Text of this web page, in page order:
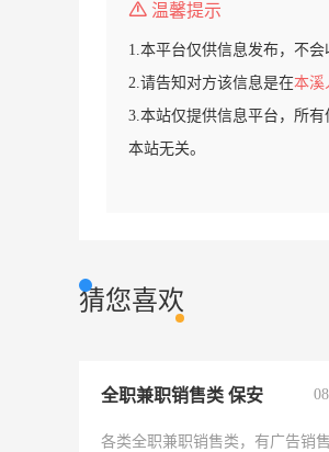
温馨提示
1.本平台仅供信息发布，不
2.请告知对方该信息是在本溪
3.本站仅提供信息平台，所
本站无关。
猜您喜欢
全职兼职销售类 保安
各类全职兼职销售类，有广告销